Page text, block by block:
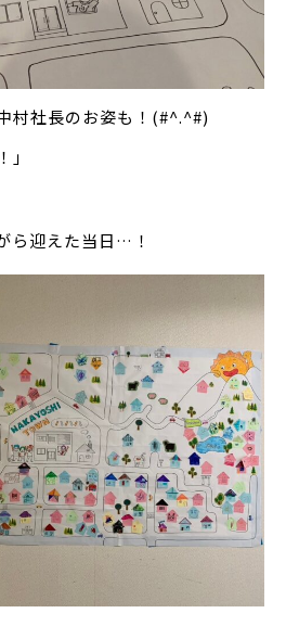
村社長のお姿も！(#^.^#)
ら迎えた当日…！